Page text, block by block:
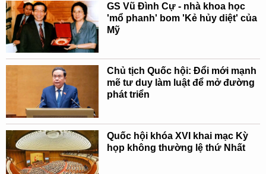
GS Vũ Đình Cự - nhà khoa học
'mổ phanh' bom 'Kẻ hủy diệt' của
Mỹ
Chủ tịch Quốc hội: Đổi mới mạnh
mẽ tư duy làm luật để mở đường
phát triển
Quốc hội khóa XVI khai mạc Kỳ
họp không thường lệ thứ Nhất